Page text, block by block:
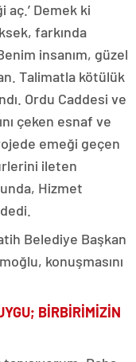
aç.’ Demek ki
farkında
insanım, güzel
Talimatla kötülük
Ordu Caddesi ve
çeken esnaf ve
emeği geçen
ileten
Hizmet
Belediye Başkan
konuşmasını
BİRBİRİMİZİN